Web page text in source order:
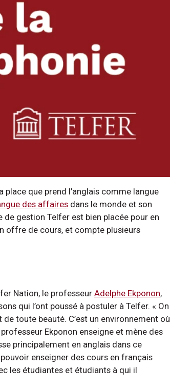
que prend l’anglais comme langue
des affaires dans le monde et son
de gestion Telfer est bien placée pour en
offre de cours, et compte plusieurs
Nation, le professeur Adelphe Ekponon,
qui l’ont poussé à postuler à Telfer. « On
toute beauté. C’est un environnement où
Ekponon enseigne et mène des
principalement en anglais dans ce
enseigner des cours en français
les étudiantes et étudiants à qui il